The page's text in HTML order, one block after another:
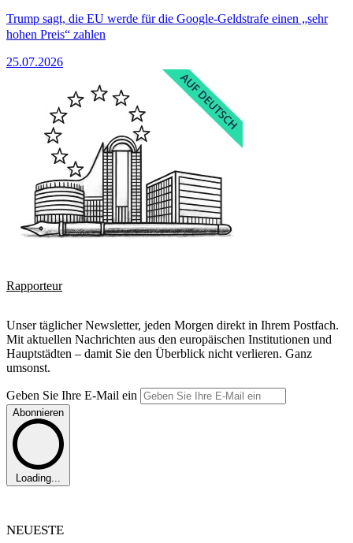
Trump sagt, die EU werde für die Google-Geldstrafe einen „sehr
hohen Preis“ zahlen
25.07.2026
Rapporteur
Unser täglicher Newsletter, jeden Morgen direkt in Ihrem Postfach.
Mit aktuellen Nachrichten aus den europäischen Institutionen und
Hauptstädten – damit Sie den Überblick nicht verlieren. Ganz
umsonst.
Geben Sie Ihre E-Mail ein
Abonnieren
Loading...
NEUESTE